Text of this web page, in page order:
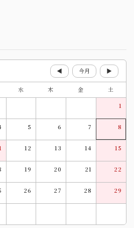
◀ 今月 ▶
水 木 金
土
1
5 6 7 8
12 13 14 15
19 20 21 22
26 27 28 29